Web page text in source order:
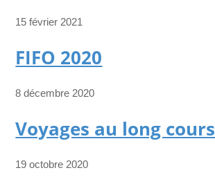
15 février 2021
FIFO 2020
8 décembre 2020
Voyages au long cours
19 octobre 2020